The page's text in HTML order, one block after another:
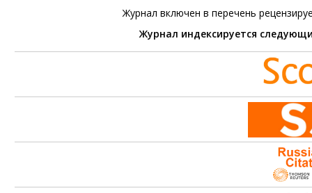
Журнал включен в перечень
Журнал индексируется